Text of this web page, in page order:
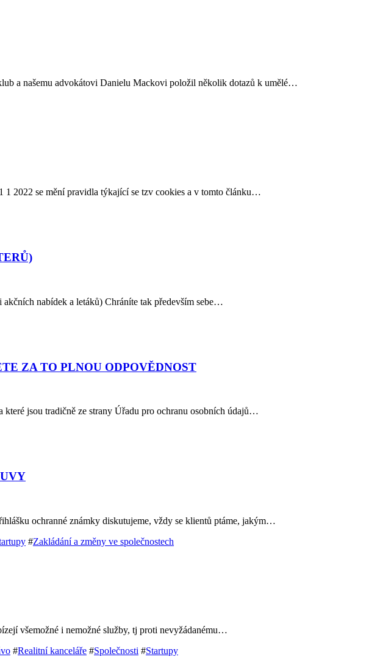
a našemu advokátovi Danielu Mackovi položil několik dotazů k umělé…
1 2022 se mění pravidla týkající se tzv cookies a v tomto článku…
akčních nabídek a letáků) Chráníte tak především sebe…
ZA TO PLNOU ODPOVĚDNOST
které jsou tradičně ze strany Úřadu pro ochranu osobních údajů…
ochranné známky diskutujeme, vždy se klientů ptáme, jakým…
#Zakládání a změny ve společnostech
všemožné i nemožné služby, tj proti nevyžádanému…
#Realitní kanceláře #Společnosti #Startupy